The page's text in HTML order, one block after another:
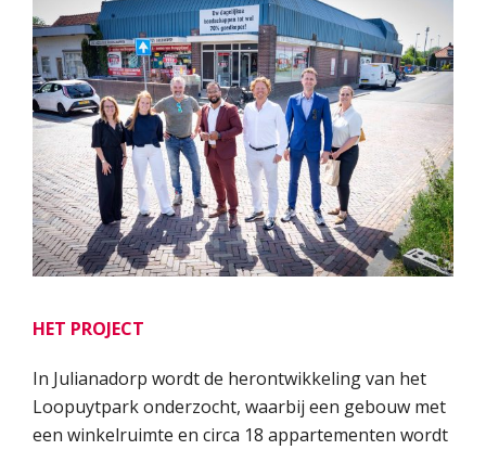
HET PROJECT
In Julianadorp wordt de herontwikkeling van het
Loopuytpark onderzocht, waarbij een gebouw met
een winkelruimte en circa 18 appartementen wordt